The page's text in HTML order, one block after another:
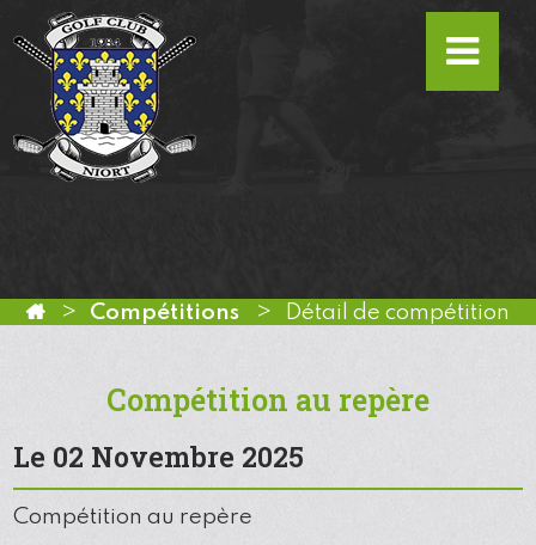
Compétitions Détail de compétition
Compétition au repère
Le 02 Novembre 2025
Compétition au repère